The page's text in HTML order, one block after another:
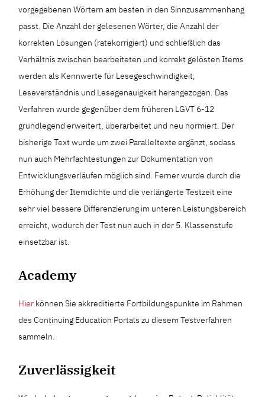
vorgegebenen Wörtern am besten in den Sinnzusammenhang
passt. Die Anzahl der gelesenen Wörter, die Anzahl der
korrekten Lösungen (ratekorrigiert) und schließlich das
Verhältnis zwischen bearbeiteten und korrekt gelösten Items
werden als Kennwerte für Lesegeschwindigkeit,
Leseverständnis und Lesegenauigkeit herangezogen. Das
Verfahren wurde gegenüber dem früheren LGVT 6-12
grundlegend erweitert, überarbeitet und neu normiert. Der
bisherige Text wurde um zwei Paralleltexte ergänzt, sodass
nun auch Mehrfachtestungen zur Dokumentation von
Entwicklungsverläufen möglich sind. Ferner wurde durch die
Erhöhung der Itemdichte und die verlängerte Testzeit eine
sehr viel bessere Differenzierung im unteren Leistungsbereich
erreicht, wodurch der Test nun auch in der 5. Klassenstufe
einsetzbar ist.
Academy
Hier können Sie akkreditierte Fortbildungspunkte im Rahmen
des Continuing Education Portals zu diesem Testverfahren
sammeln.
Zuverlässigkeit